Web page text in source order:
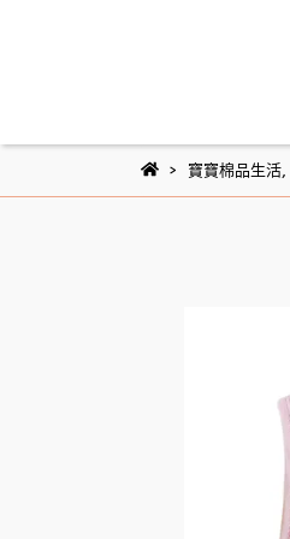
寶寶棉品生活,